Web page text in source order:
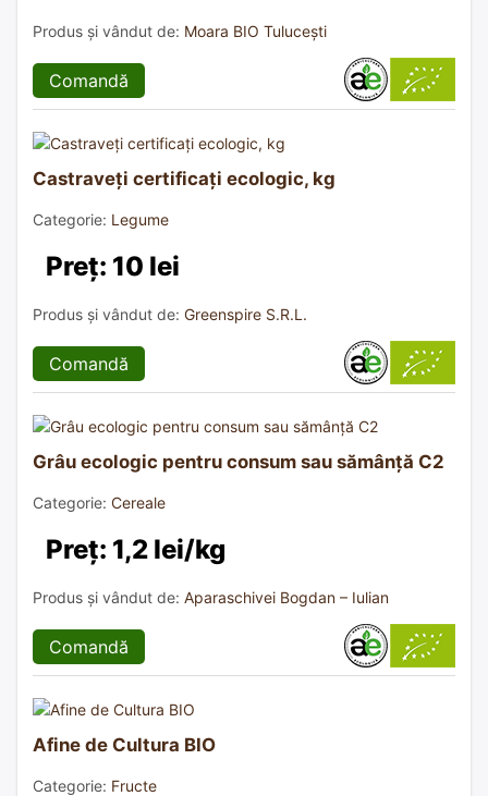
Produs și vândut de: Moara BIO Tulucești
Comandă
Castraveți certificați ecologic, kg
Categorie: Legume
Preț: 10 lei
Produs și vândut de: Greenspire S.R.L.
Comandă
Grâu ecologic pentru consum sau sămânță C2
Categorie: Cereale
Preț: 1,2 lei/kg
Produs și vândut de: Aparaschivei Bogdan – Iulian
Comandă
Afine de Cultura BIO
Categorie: Fructe